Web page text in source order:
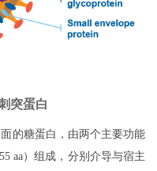
突蛋白
的糖蛋白，由两个主要功能
aa）组成，分别介导与宿主